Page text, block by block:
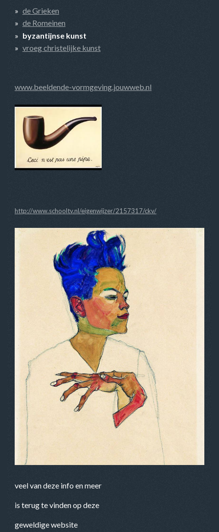
de Grieken
de Romeinen
byzantijnse kunst
vroeg christelijke kunst
www.beeldende-vormgeving.jouwweb.nl
http://www.schooltv.nl/eigenwijzer/2157317/ckv/
veel van deze info en meer
is terug te vinden op deze
geweldige website